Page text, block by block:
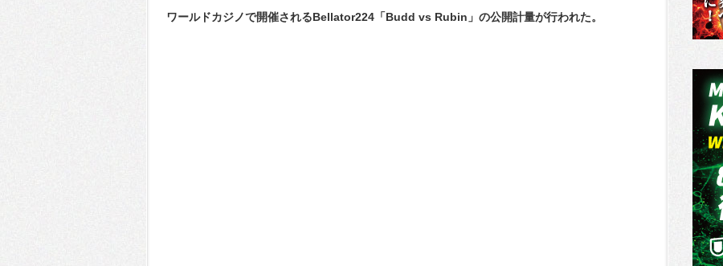
ワールドカジノで開催されるBellator224「Budd vs Rubin」の公開計量が行われた。